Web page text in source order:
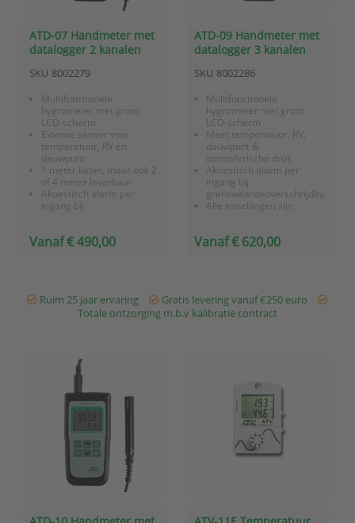
ATD-07 Handmeter met
datalogger 2 kanalen
dauwpunt
SKU 8002279
Multifunctionele
hygrometer met groot
LCD-scherm
Externe sensor voor
temperatuur, RV en
dauwpunt
1 meter kabel, maar ook 2
of 4 meter leverbaar
Akoestisch alarm per
ingang bij
menugestuurd via de
16000 meetwaarden
Vanaf € 490,00
ATD-09 Handmeter met
datalogger 3 kanalen
dauwpunt en
atmosferische druk
SKU 8002286
Multifunctionele
hygrometer met groot
LCD-scherm
Meet temperatuur, RV,
dauwpunt &
atmosferische druk
Akoestisch alarm per
ingang bij
grenswaardeoverschrijding
Alle instellingen zijn
Voorzien van een
handmatig - “first-in...
Vanaf € 620,00
Ruim 25 jaar ervaring
Gratis levering vanaf €250 euro
Totale ontzorging m.b.v kalibratie contract